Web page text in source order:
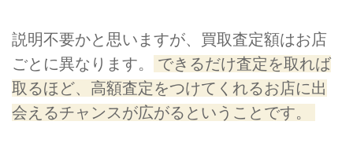
説明不要かと思いますが、買取査定額はお店
ごとに異なります。
できるだけ査定を取れば
取るほど、高額査定をつけてくれるお店に出
会えるチャンスが広がるということです。